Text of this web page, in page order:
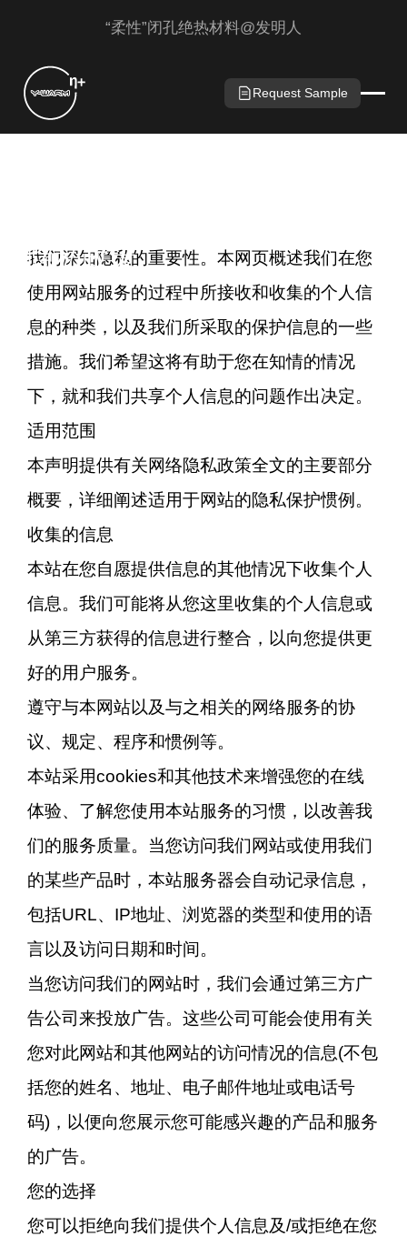
“柔性”闭孔绝热材料@发明人
Request Sample
隐私政策
我们深知隐私的重要性。本网页概述我们在您
使用网站服务的过程中所接收和收集的个人信
息的种类，以及我们所采取的保护信息的一些
措施。我们希望这将有助于您在知情的情况
下，就和我们共享个人信息的问题作出决定。
适用范围
本声明提供有关网络隐私政策全文的主要部分
概要，详细阐述适用于网站的隐私保护惯例。
收集的信息
本站在您自愿提供信息的其他情况下收集个人
信息。我们可能将从您这里收集的个人信息或
从第三方获得的信息进行整合，以向您提供更
好的用户服务。
遵守与本网站以及与之相关的网络服务的协
议、规定、程序和惯例等。
本站采用cookies和其他技术来增强您的在线
体验、了解您使用本站服务的习惯，以改善我
们的服务质量。当您访问我们网站或使用我们
的某些产品时，本站服务器会自动记录信息，
包括URL、IP地址、浏览器的类型和使用的语
言以及访问日期和时间。
当您访问我们的网站时，我们会通过第三方广
告公司来投放广告。这些公司可能会使用有关
您对此网站和其他网站的访问情况的信息(不包
括您的姓名、地址、电子邮件地址或电话号
码)，以便向您展示您可能感兴趣的产品和服务
的广告。
您的选择
您可以拒绝向我们提供个人信息及/或拒绝在您